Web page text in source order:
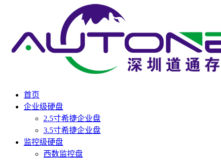
首页
企业级硬盘
2.5寸希捷企业盘
3.5寸希捷企业盘
监控级硬盘
西数监控盘